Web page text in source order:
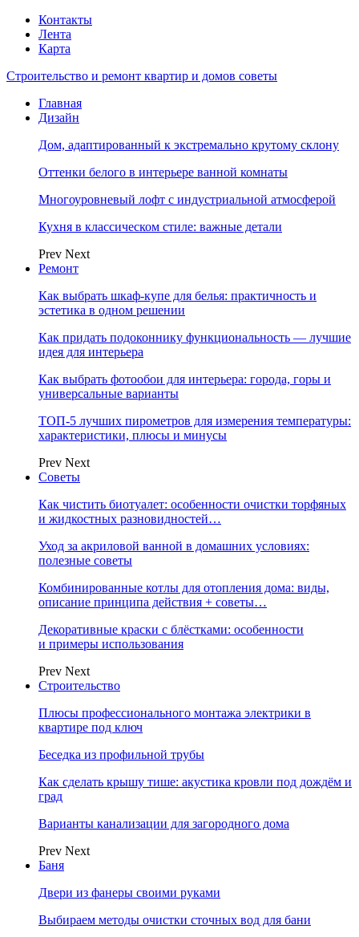
Контакты
Лента
Карта
Строительство и ремонт квартир и домов советы
Главная
Дизайн
Дом, адаптированный к экстремально крутому склону
Оттенки белого в интерьере ванной комнаты
Многоуровневый лофт с индустриальной атмосферой
Кухня в классическом стиле: важные детали
Prev Next
Ремонт
Как выбрать шкаф-купе для белья: практичность и
эстетика в одном решении
Как придать подоконнику функциональность — лучшие
идея для интерьера
Как выбрать фотообои для интерьера: города, горы и
универсальные варианты
ТОП-5 лучших пирометров для измерения температуры:
характеристики, плюсы и минусы
Prev Next
Советы
Как чистить биотуалет: особенности очистки торфяных
и жидкостных разновидностей…
Уход за акриловой ванной в домашних условиях:
полезные советы
Комбинированные котлы для отопления дома: виды,
описание принципа действия + советы…
Декоративные краски с блёстками: особенности
и примеры использования
Prev Next
Строительство
Плюсы профессионального монтажа электрики в
квартире под ключ
Беседка из профильной трубы
Как сделать крышу тише: акустика кровли под дождём и
град
Варианты канализации для загородного дома
Prev Next
Баня
Двери из фанеры своими руками
Выбираем методы очистки сточных вод для бани